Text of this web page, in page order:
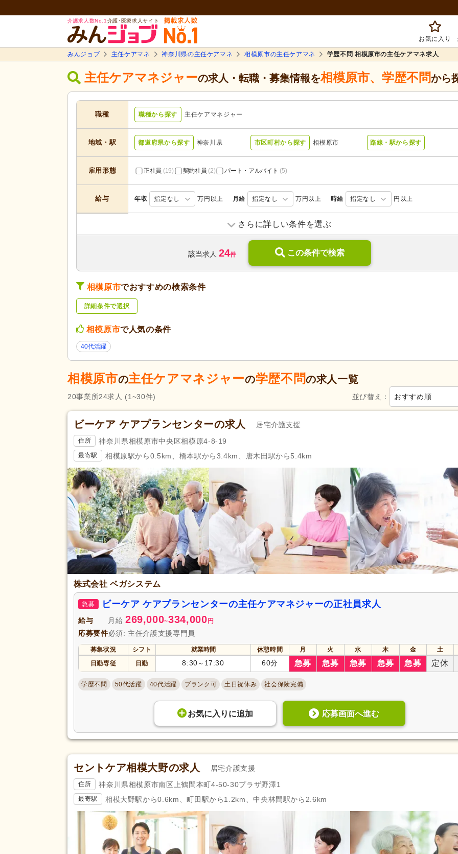
介護求人数No.1 介護･医療求人サイト
お気に入り
みんジョブ 主任ケアマネ 神奈川県の主任ケアマネ 相模原市の主任ケアマネ 学歴不問 相模原市の主任ケアマネ求人
主任ケアマネジャーの求人・転職・募集情報を相模原市、 学歴不問から
職種 職種から探す 主任ケアマネジャー
地域・駅 都道府県から探す 神奈川県 市区町村から探す 相模原市 路線・駅から探す
雇用形態 正社員 (19) 契約社員 (2) パート・アルバイト (5)
給与 年収 指定なし 万円以上 月給 指定なし 万円以上 時給 指定なし 円以上
訪問看護 (1)
介護付き有料老人ホーム(6) 特別養護老人ホーム(1) 介護老人保健施設(1)
地域包括支援センター(3)
だわり
未経験可(21) ブランク可(25) 学歴不問(24)
年齢不問(13)
急募(6)
主任介護支援専門員(24)
介護支援専門員（ケアマネジャー）
休日・休暇
完全週休2日(7) 週休2日(11) 4週8休(4)
土日休み(3) 土日祝休み(7)
年間休日110日以上 (4)
育休あり(24) 介護休業(12)
夏季休暇(3) 冬季休暇(1)
給与・手当
福利厚生
賞与あり(22) 研修制度あり
企業年金(5) 復職支援あり
退職金あり(19) (3) 資格取得支援あり
通勤手当(26) 人事評価制度あり (25) 処遇改善手当
託児施設あり (4) 資格手当 (14) 扶養控除内考慮あり
扶養手当(1) 再雇用制度あり 副業可(2)
アクセス
駅近(15)
バイク通勤可
さらに詳しい条件を選ぶ
該当求人 24件 この条件で検索
相模原市でおすすめの検索条件
詳細条件で選択
相模原市で人気の条件
40代活躍
相模原市の主任ケアマネジャーの学歴不問の求人一覧
並び替え： おすすめ順
20事業所24求人 (1~30件)
ビーケア ケアプランセンターの求人 居宅介護支援
住所 神奈川県相模原市中央区相模原4-8-19
最寄駅 相模原駅から0.5km、橋本駅から3.4km、唐木田駅から5.4km
株式会社 ベガシステム
急募 ビーケア ケアプランセンターの主任ケアマネジャーの正社員求人
給与 月給 269,000~334,000 円
応募要件必須: 主任介護支援専門員
募集状況 シフト 就業時間 休憩時間 月 火 水 木 金
土
日勤専従
日勤 8:30 ～ 17:30 60分 急募 急募 急募 急募 急募 定休
学歴不問 50代活躍 40代活躍 ブランク可 土日祝休み 社会保険完備
お気に入り に追加 応募画面へ進む
セントケア相模大野の求人 居宅介護支援
住所 神奈川県相模原市南区上鶴間本町4-50-30プラザ野澤1
最寄駅 相模大野駅から0.6km、町田駅から1.2km、中央林間駅から2.6km